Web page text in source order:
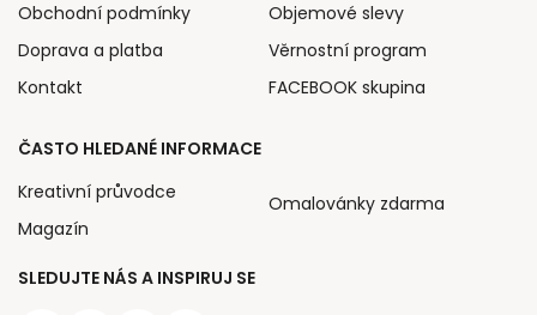
SLEDUJTE NÁS A INSPIRUJ SE
Obchodní podmínky
Doprava a platba
Kontakt
Objemové slevy
Věrnostní program
FACEBOOK skupina
ČASTO HLEDANÉ INFORMACE
Kreativní průvodce
Magazín
Omalovánky zdarma